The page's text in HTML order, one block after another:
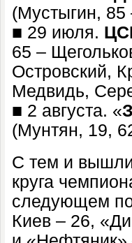
(Мустыгин, 85
■ 29 июля.
65 –
Островский,
Медвидь,
■ 2 августа. «
(Мунтян, 19,
С тем и
круга
следующем
Киев – 26,